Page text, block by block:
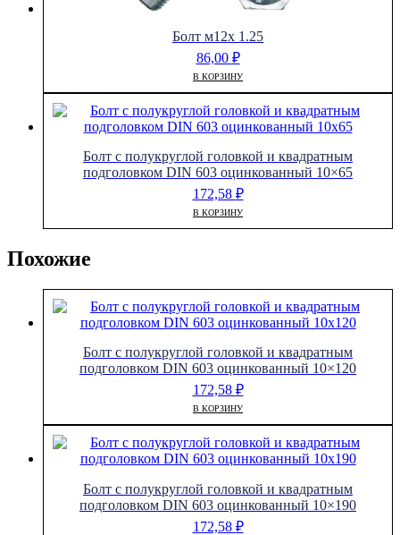
Болт м12х 1.25
86,00 ₽
В КОРЗИНУ
Болт с полукруглой головкой и квадратным
подголовком DIN 603 оцинкованный 10×65
172,58 ₽
В КОРЗИНУ
Похожие
Болт с полукруглой головкой и квадратным
подголовком DIN 603 оцинкованный 10×120
172,58 ₽
В КОРЗИНУ
Болт с полукруглой головкой и квадратным
подголовком DIN 603 оцинкованный 10×190
172,58 ₽